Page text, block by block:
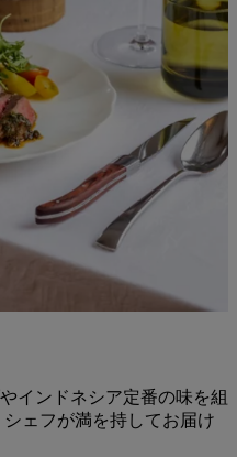
インドネシア定番の味を組
ェフが満を持してお届け